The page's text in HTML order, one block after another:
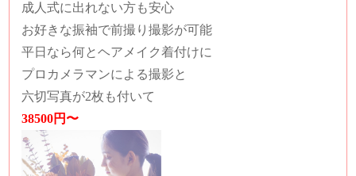
成人式に出れない方も安心
お好きな振袖で前撮り撮影が可能
平日なら何とヘアメイク着付けに
プロカメラマンによる撮影と
六切写真が2枚も付いて
38500円〜